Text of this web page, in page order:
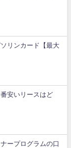
リンカード【最大
安いリースはど
ープログラムの口